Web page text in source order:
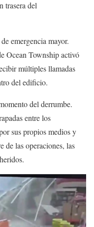
trasera del
emergencia mayor.
Ocean Township activó
múltiples llamadas
del edificio.
del derrumbe.
entre los
sus propios medios y
de las operaciones, las